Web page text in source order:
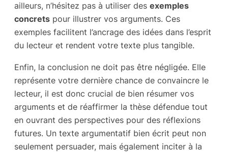
ailleurs, n’hésitez pas à utiliser des exemples
concrets pour illustrer vos arguments. Ces
exemples facilitent l’ancrage des idées dans l’esprit
du lecteur et rendent votre texte plus tangible.
Enfin, la conclusion ne doit pas être négligée. Elle
représente votre dernière chance de convaincre le
lecteur, il est donc crucial de bien résumer vos
arguments et de réaffirmer la thèse défendue tout
en ouvrant des perspectives pour des réflexions
futures. Un texte argumentatif bien écrit peut non
seulement persuader, mais également inciter à la